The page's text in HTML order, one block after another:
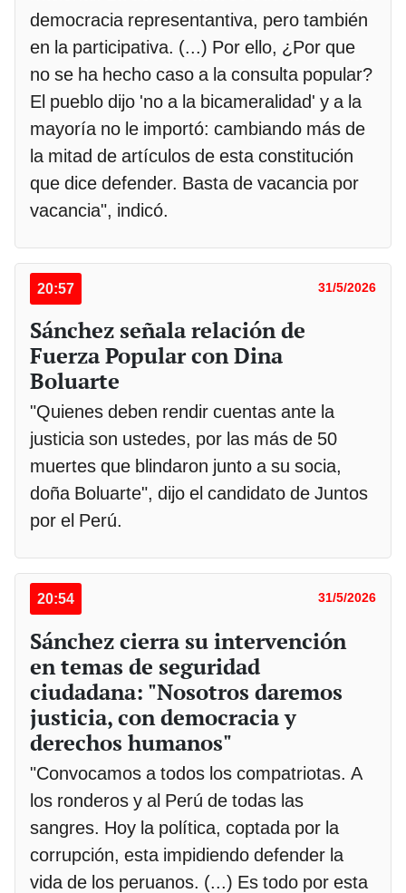
democracia representantiva, pero también
en la participativa. (...) Por ello, ¿Por que
no se ha hecho caso a la consulta popular?
El pueblo dijo 'no a la bicameralidad' y a la
mayoría no le importó: cambiando más de
la mitad de artículos de esta constitución
que dice defender. Basta de vacancia por
vacancia", indicó.
20:57 31/5/2026
Sánchez señala relación de
Fuerza Popular con Dina
Boluarte
"Quienes deben rendir cuentas ante la
justicia son ustedes, por las más de 50
muertes que blindaron junto a su socia,
doña Boluarte", dijo el candidato de Juntos
por el Perú.
20:54 31/5/2026
Sánchez cierra su intervención
en temas de seguridad
ciudadana: "Nosotros daremos
justicia, con democracia y
derechos humanos"
"Convocamos a todos los compatriotas. A
los ronderos y al Perú de todas las
sangres. Hoy la política, coptada por la
corrupción, esta impidiendo defender la
vida de los peruanos. (...) Es todo por esta